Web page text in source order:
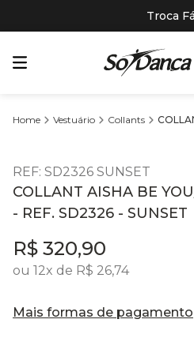
Troca
Vestuário Collants
REF: SD2326 SUNSET
COLLANT AISHA BE
- REF. SD2326 - SUNSET
R$ 320,90
ou 12x de R$ 26,74
Mais formas de pagamento